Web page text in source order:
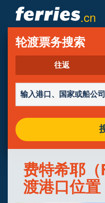
.cn
轮渡公司
轮渡目的地
轮渡航线
轮渡港口
管理预定
轮渡票务搜索
往返
费特希耶
渡港口位置